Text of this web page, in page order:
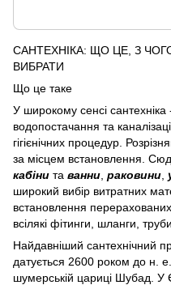
САНТЕХНІКА: ЩО ЦЕ, З
ВИБРАТИ
Що це таке
У широкому сенсі
водопостачання та
гігієнічних процедур.
за місцем встановлення.
кабіни та ванни раковини
широкий вибір витратних
встановлення
всілякі фітинги, шланги, труби.
Найдавніший сантехнічний
датується 2600 роком до н.
шумерській цариці Шубад. У